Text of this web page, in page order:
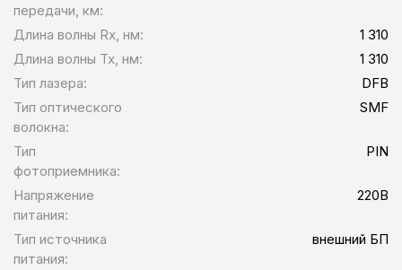
передачи, км:
Длина волны Rx, нм:
1 310
Длина волны Tx, нм:
1 310
Тип лазера:
DFB
Тип оптического
волокна:
SMF
Тип
фотоприемника:
PIN
Напряжение
питания:
220В
Тип источника
питания:
внешний БП